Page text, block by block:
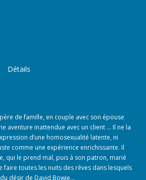
Détails
de famille, en couple avec son épouse
aventure inattendue avec un client … Il ne la
d’une homosexualité latente, ni
comme une expérience enrichissante. Il
qui le prend mal, puis à son patron, marié
faire toutes les nuits des rêves dans lesquels
désir de David Bowie…